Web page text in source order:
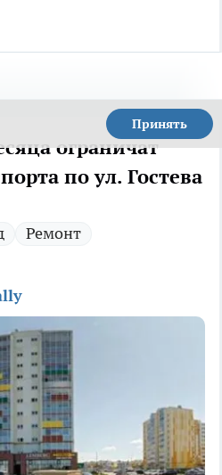
Принять
ограничат
по ул. Гостева
Ремонт